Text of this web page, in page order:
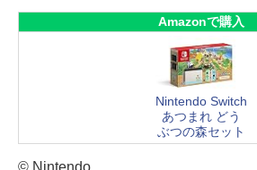
Amazonで購入
Nintendo Switch
あつまれ どう
ぶつの森セット